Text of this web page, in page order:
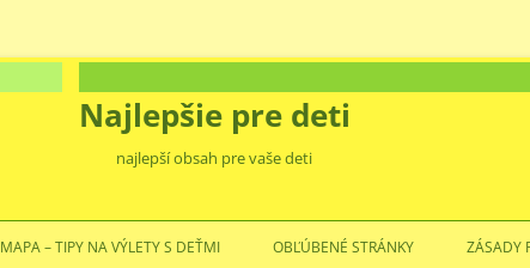
Najlepšie pre deti
najlepší obsah pre vaše deti
Preskočiť
na
MAPA – TIPY NA VÝLETY S DEŤMI OBĽÚBENÉ STRÁNKY ZÁSADY